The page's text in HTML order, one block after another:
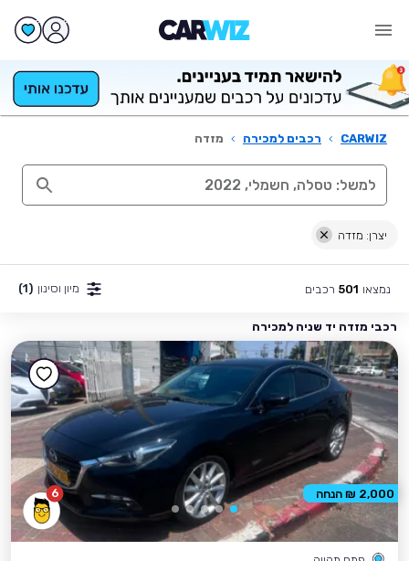
CARWIZ
› רכבים למכירה › מזדה
יצרן: מזדה
נמצאו 501 רכבים מיון וסינון (1)
רכבי מזדה יד שניה למכירה
6 2,000 ₪ הנחה